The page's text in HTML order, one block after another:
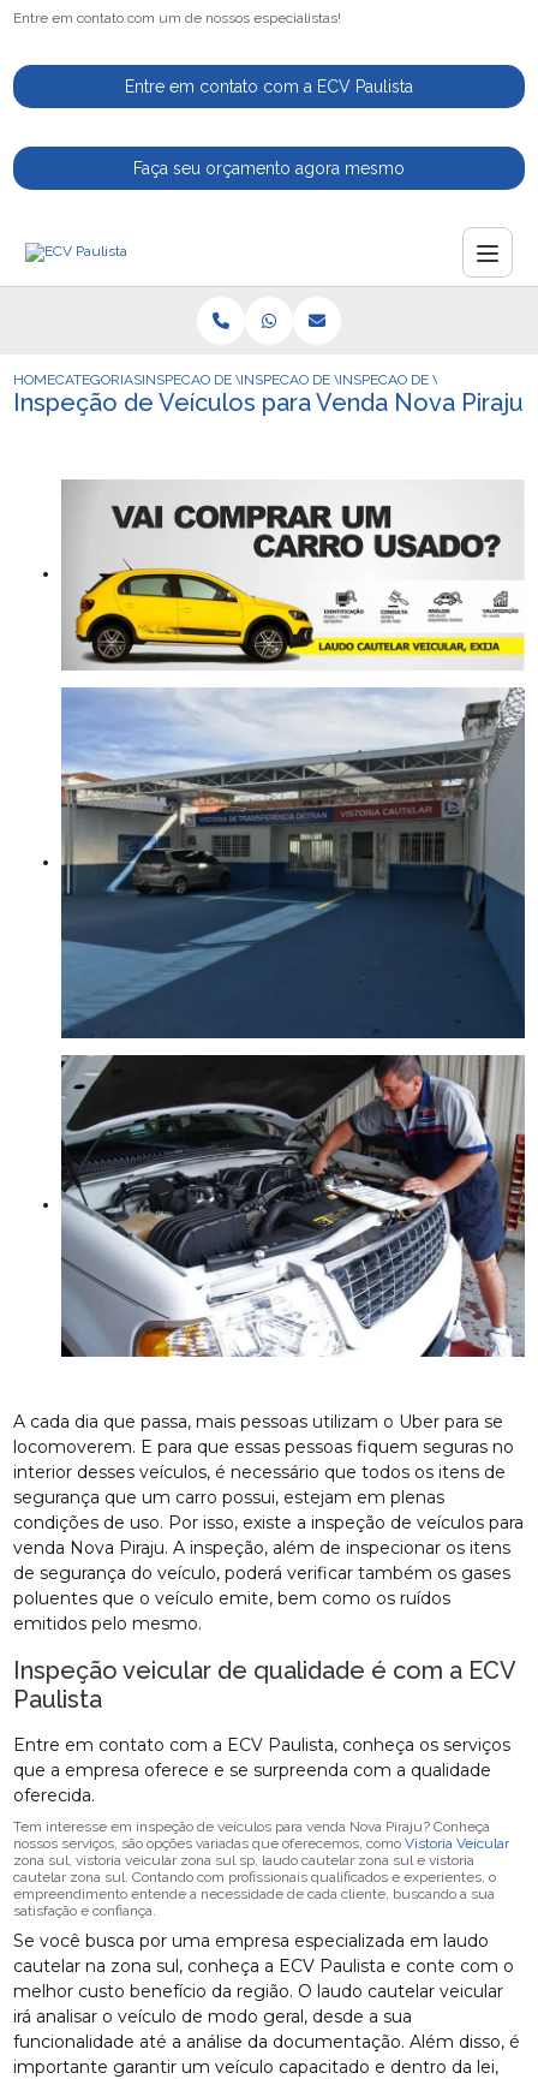
Entre em contato com um de nossos especialistas!
Entre em contato com a ECV Paulista
Faça seu orçamento agora mesmo
HOMECATEGORIASINSPECAO DE VEICULOSINSPECAO DE VEICULO PARA MOTORISTAS
INSPECAO DE VEICULOS
Inspeção de Veículos para Venda Nova Piraju
A cada dia que passa, mais pessoas utilizam o Uber para se
locomoverem. E para que essas pessoas fiquem seguras no
interior desses veículos, é necessário que todos os itens de
segurança que um carro possui, estejam em plenas
condições de uso. Por isso, existe a inspeção de veículos para
venda Nova Piraju. A inspeção, além de inspecionar os itens
de segurança do veículo, poderá verificar também os gases
poluentes que o veículo emite, bem como os ruídos
emitidos pelo mesmo.
Inspeção veicular de qualidade é com a ECV
Paulista
Entre em contato com a ECV Paulista, conheça os serviços
que a empresa oferece e se surpreenda com a qualidade
oferecida.
Tem interesse em inspeção de veículos para venda Nova Piraju? Conheça
nossos serviços, são opções variadas que oferecemos, comoVistoria Veicular
zona sul, vistoria veicular zona sul sp, laudo cautelar zona sul e vistoria
cautelar zona sul. Contando com profissionais qualificados e experientes, o
empreendimento entende a necessidade de cada cliente, buscando a sua
satisfação e confiança.
Se você busca por uma empresa especializada em laudo
cautelar na zona sul, conheça a ECV Paulista e conte com o
melhor custo benefício da região. O laudo cautelar veicular
irá analisar o veículo de modo geral, desde a sua
funcionalidade até a análise da documentação. Além disso, é
importante garantir um veículo capacitado e dentro da lei,